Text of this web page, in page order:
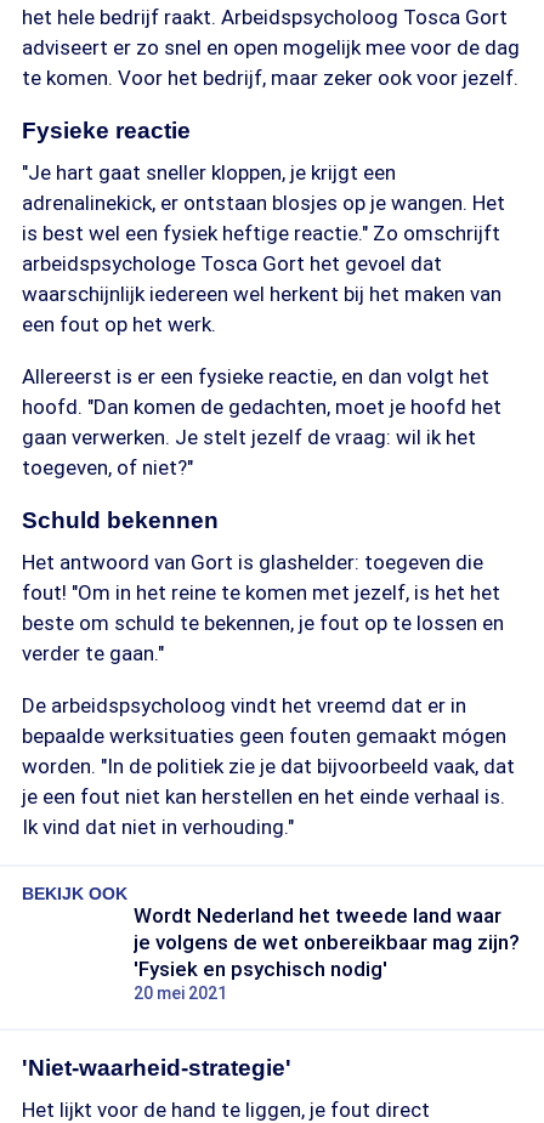
het hele bedrijf raakt. Arbeidspsycholoog Tosca Gort
adviseert er zo snel en open mogelijk mee voor de dag
te komen. Voor het bedrijf, maar zeker ook voor jezelf.
Fysieke reactie
"Je hart gaat sneller kloppen, je krijgt een
adrenalinekick, er ontstaan blosjes op je wangen. Het
is best wel een fysiek heftige reactie." Zo omschrijft
arbeidspsychologe Tosca Gort het gevoel dat
waarschijnlijk iedereen wel herkent bij het maken van
een fout op het werk.
Allereerst is er een fysieke reactie, en dan volgt het
hoofd. "Dan komen de gedachten, moet je hoofd het
gaan verwerken. Je stelt jezelf de vraag: wil ik het
toegeven, of niet?"
Schuld bekennen
Het antwoord van Gort is glashelder: toegeven die
fout! "Om in het reine te komen met jezelf, is het het
beste om schuld te bekennen, je fout op te lossen en
verder te gaan."
De arbeidspsycholoog vindt het vreemd dat er in
bepaalde werksituaties geen fouten gemaakt mógen
worden. "In de politiek zie je dat bijvoorbeeld vaak, dat
je een fout niet kan herstellen en het einde verhaal is.
Ik vind dat niet in verhouding."
BEKIJK OOK
Wordt Nederland het tweede land waar
je volgens de wet onbereikbaar mag zijn?
'Fysiek en psychisch nodig'
20 mei 2021
'Niet-waarheid-strategie'
Het lijkt voor de hand te liggen, je fout direct